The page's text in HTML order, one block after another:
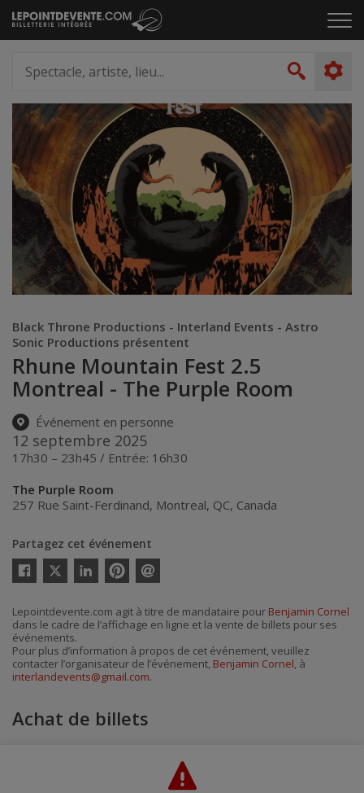
Passer
au
le
artiste,
lieu...
Black Throne Productions - Interland Events - Astro
Sonic Productions présentent
Rhune Mountain Fest 2.5
Montreal - The Purple Room
Événement en personne
12 septembre 2025
17h30 – 23h45 / Entrée: 16h30
The Purple Room
257 Rue Saint-Ferdinand, Montreal, QC, Canada
Partagez cet événement
Twitter
courriel
Lepointdevente.com agit à titre de mandataire pour Benjamin Cornel
dans le cadre de l’affichage en ligne et la vente de billets pour ses
événements.
Pour plus d’information à propos de cet événement, veuillez
contacter l’organisateur de l’événement, Benjamin Cornel, à
interlandevents@gmail.com.
Achat de billets